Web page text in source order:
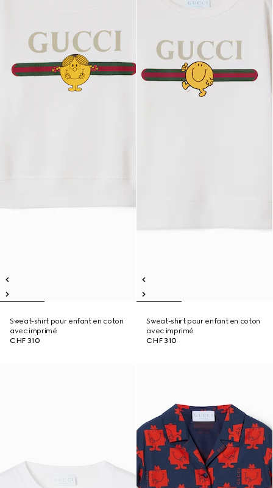
Sweat-shirt pour enfant en coton
avec imprimé
CHF 310
Sweat-shirt pour enfant en coton
avec imprimé
CHF 310